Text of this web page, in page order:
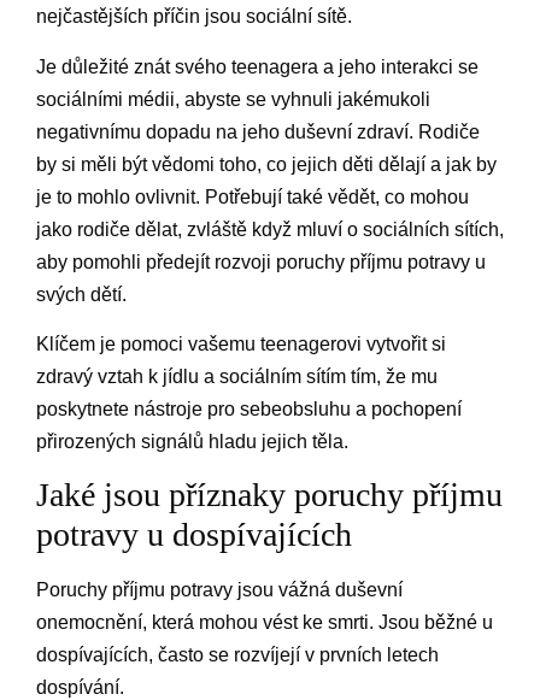
nejčastějších příčin jsou sociální sítě.
Je důležité znát svého teenagera a jeho interakci se
sociálními médii, abyste se vyhnuli jakémukoli
negativnímu dopadu na jeho duševní zdraví. Rodiče
by si měli být vědomi toho, co jejich děti dělají a jak by
je to mohlo ovlivnit. Potřebují také vědět, co mohou
jako rodiče dělat, zvláště když mluví o sociálních sítích,
aby pomohli předejít rozvoji poruchy příjmu potravy u
svých dětí.
Klíčem je pomoci vašemu teenagerovi vytvořit si
zdravý vztah k jídlu a sociálním sítím tím, že mu
poskytnete nástroje pro sebeobsluhu a pochopení
přirozených signálů hladu jejich těla.
Jaké jsou příznaky poruchy příjmu
potravy u dospívajících
Poruchy příjmu potravy jsou vážná duševní
onemocnění, která mohou vést ke smrti. Jsou běžné u
dospívajících, často se rozvíjejí v prvních letech
dospívání.